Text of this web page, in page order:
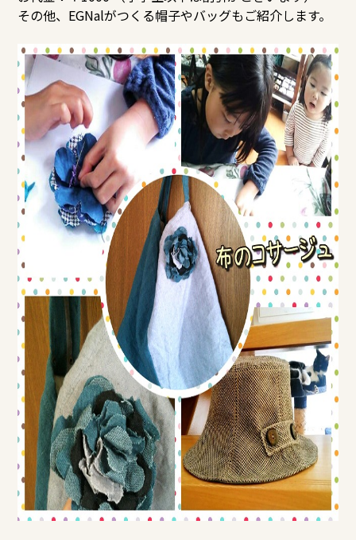
その他、EGNalがつくる帽子やバッグもご紹介します。